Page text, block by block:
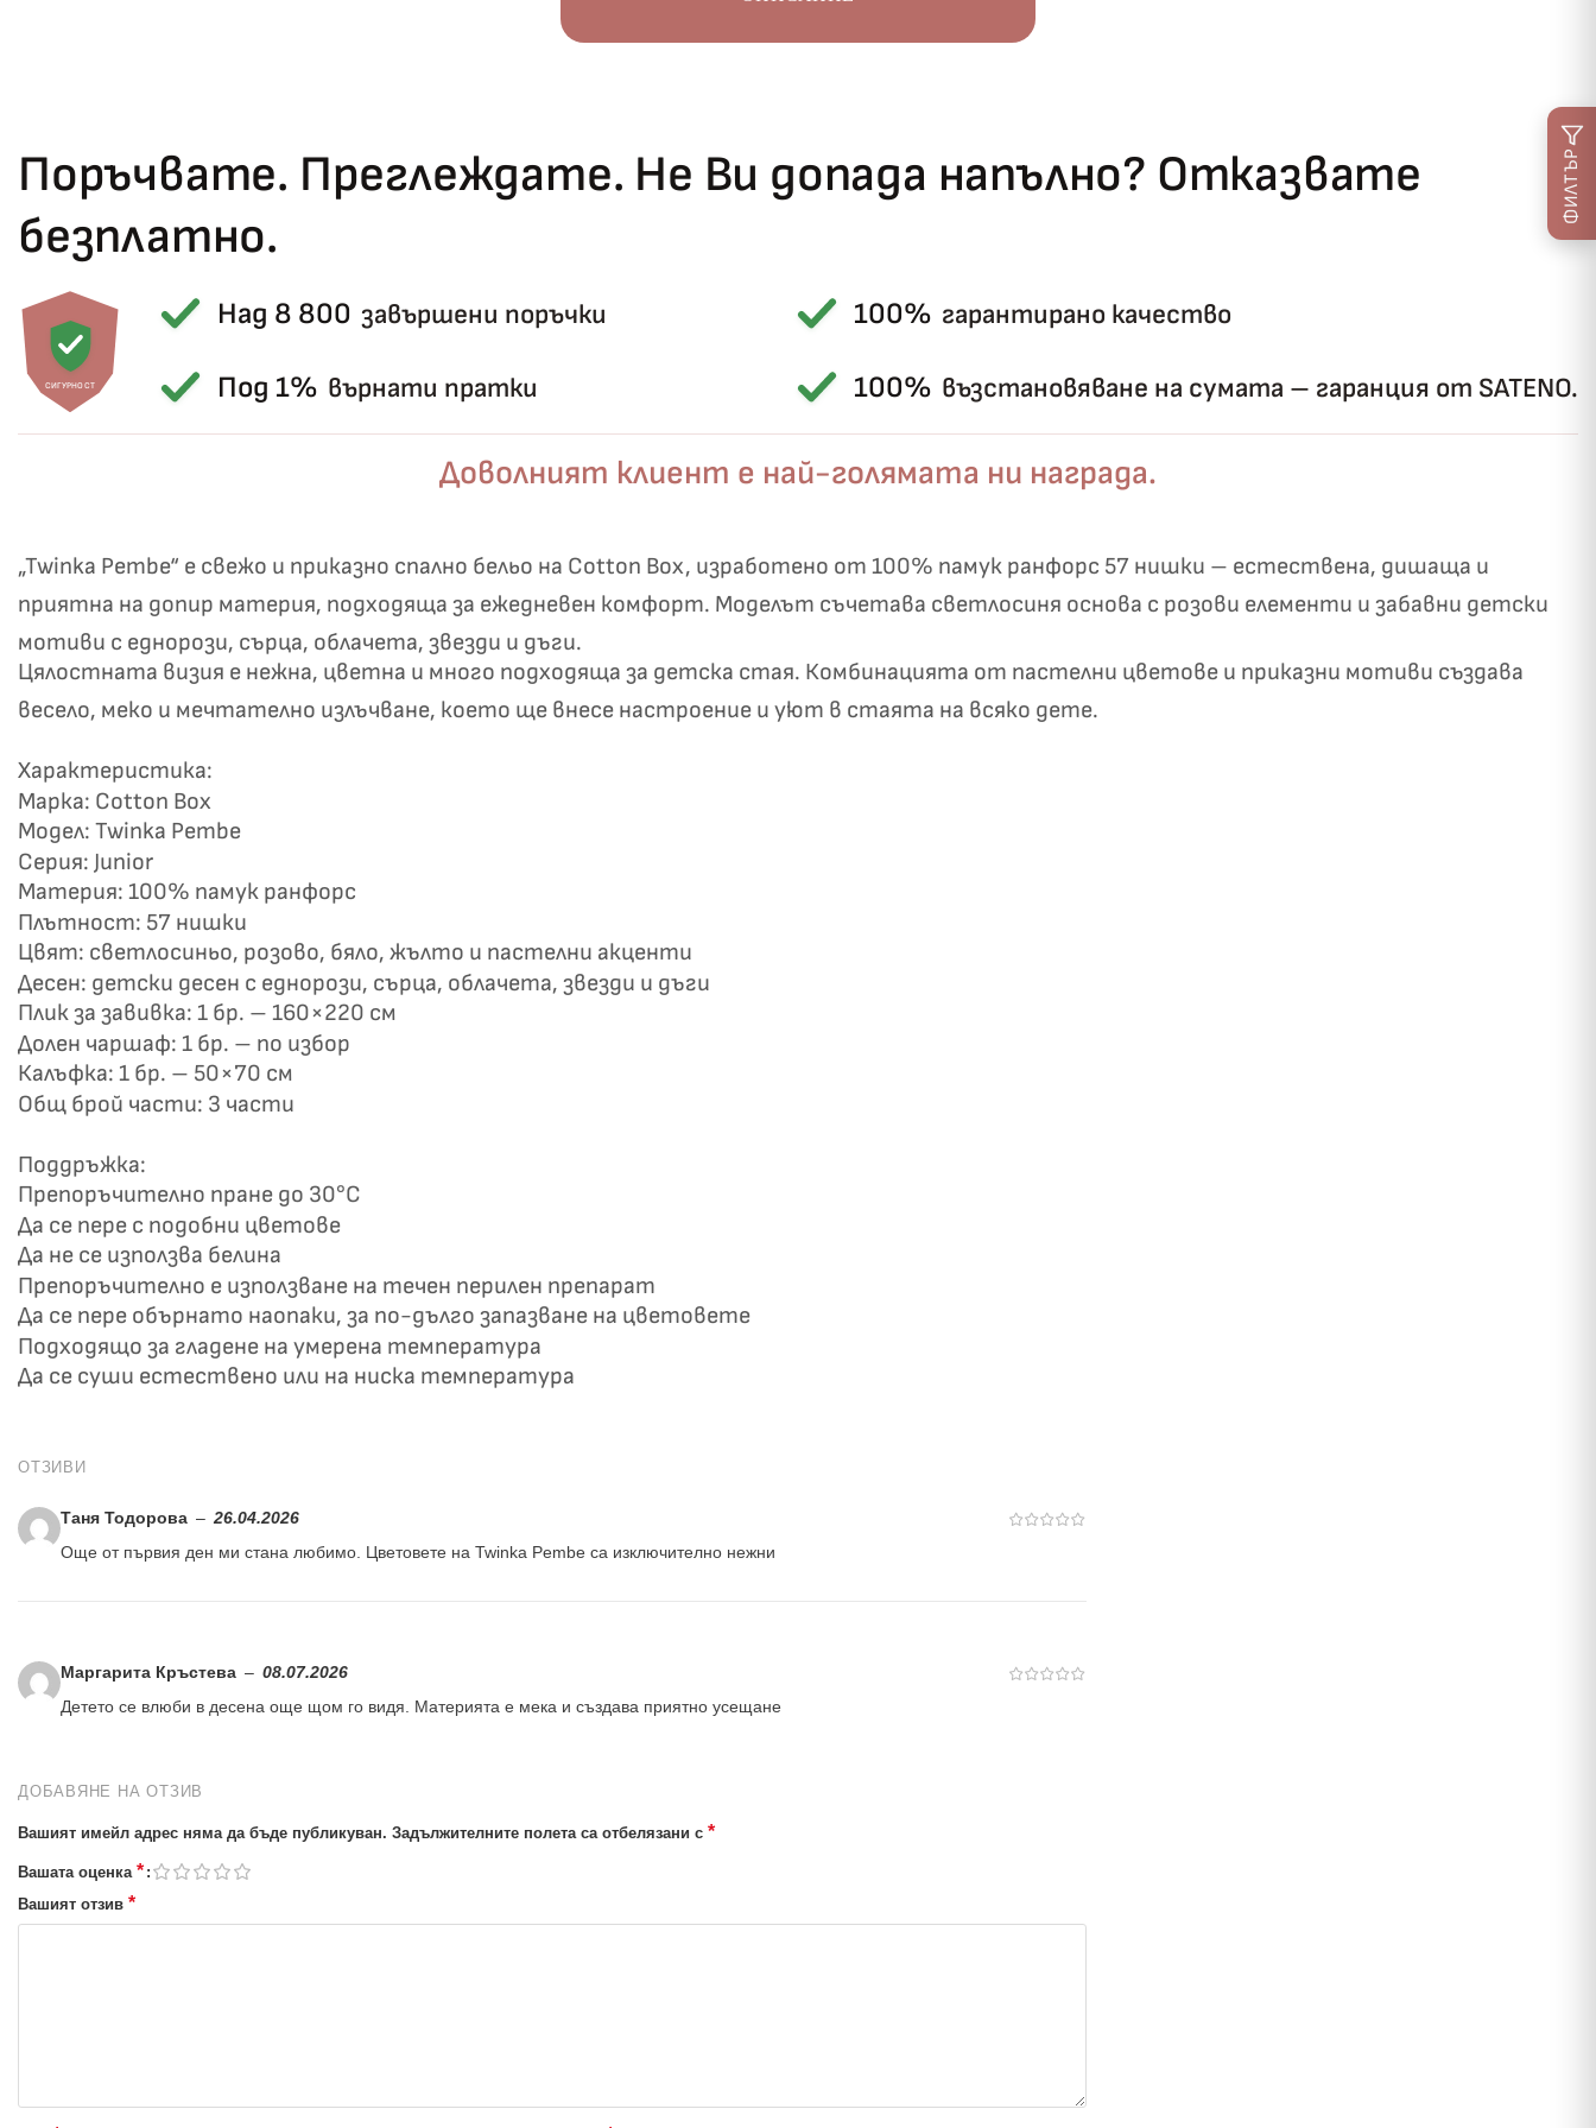
Поръчвате. Преглеждате. Не Ви допада напълно? Отказвате
безплатно.
СИГУРНОСТ
Над 8 800 завършени поръчки
Под 1% върнати пратки
100% гарантирано качество
100% възстановяване на сумата – гаранция от SATENO.
Доволният клиент е най-голямата ни награда.
„Twinka Pembe“ е свежо и приказно спално бельо на Cotton Box, изработено от 100% памук ранфорс 57 нишки – естествена, дишаща и
приятна на допир материя, подходяща за ежедневен комфорт. Моделът съчетава светлосиня основа с розови елементи и забавни детски
мотиви с еднорози, сърца, облачета, звезди и дъги.
Цялостната визия е нежна, цветна и много подходяща за детска стая. Комбинацията от пастелни цветове и приказни мотиви създава
весело, меко и мечтателно излъчване, което ще внесе настроение и уют в стаята на всяко дете.
Характеристика:
Марка: Cotton Box
Модел: Twinka Pembe
Серия: Junior
Материя: 100% памук ранфорс
Плътност: 57 нишки
Цвят: светлосиньо, розово, бяло, жълто и пастелни акценти
Десен: детски десен с еднорози, сърца, облачета, звезди и дъги
Плик за завивка: 1 бр. – 160×220 см
Долен чаршаф: 1 бр. – по избор
Калъфка: 1 бр. – 50×70 см
Общ брой части: 3 части
Поддръжка:
Препоръчително пране до 30°C
Да се пере с подобни цветове
Да не се използва белина
Препоръчително е използване на течен перилен препарат
Да се пере обърнато наопаки, за по-дълго запазване на цветовете
Подходящо за гладене на умерена температура
Да се суши естествено или на ниска температура
ОТЗИВИ
Таня Тодорова – 26.04.2026
Още от първия ден ми стана любимо. Цветовете на Twinka Pembe са изключително нежни
Маргарита Кръстева – 08.07.2026
Детето се влюби в десена още щом го видя. Материята е мека и създава приятно усещане
ДОБАВЯНЕ НА ОТЗИВ
Вашият имейл адрес няма да бъде публикуван. Задължителните полета са отбелязани с *
Вашата оценка *
Вашият отзив *
ФИЛТЪР
Късметът избра Вас!
✦
✦
19,00 €0 €